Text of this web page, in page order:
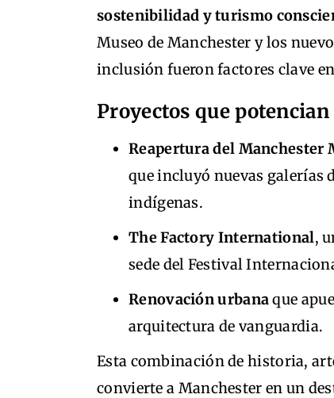
sostenibilidad y turismo
Museo de Manchester y los
inclusión fueron factores clave
Proyectos que
Reapertura del Manchester
que incluyó nuevas galerías
indígenas.
The Factory International,
sede del Festival
Renovación urbanaque
arquitectura de vanguardia.
Esta combinación de historia,
convierte a Manchester en un